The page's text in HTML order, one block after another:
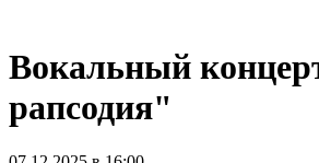
Вокальный
рапсодия"